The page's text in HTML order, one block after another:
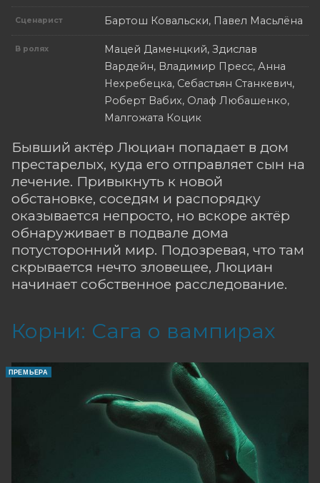
Сценарист Бартош Ковальски, Павел Масьлёна
В ролях
Мацей Даменцкий, Здислав
Вардейн, Владимир Пресс, Анна
Нехребецка, Себастьян Станкевич,
Роберт Вабих, Олаф Любашенко,
Малгожата Коцик
Бывший актёр Люциан попадает в дом
престарелых, куда его отправляет сын на
лечение. Привыкнуть к новой
обстановке, соседям и распорядку
оказывается непросто, но вскоре актёр
обнаруживает в подвале дома
потусторонний мир. Подозревая, что там
скрывается нечто зловещее, Люциан
начинает собственное расследование.
Корни: Сага о вампирах
ПРЕМЬЕРА